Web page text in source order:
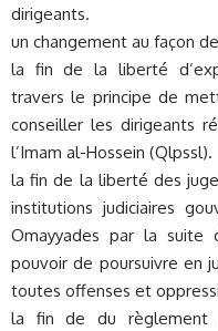
dirigeants.
un changement au façon
la fin de la liberté
travers le principe de
conseiller les dirigeants
l’Imam al-Hossein (Qlpssl).
la fin de la liberté des
institutions judiciaires
Omayyades par la suite
pouvoir de poursuivre en
toutes offenses et
la fin de du règlement